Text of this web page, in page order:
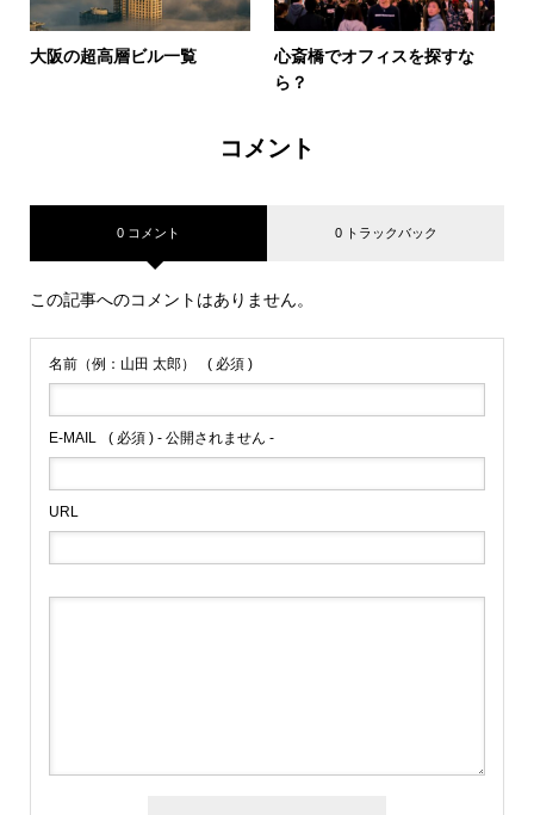
大阪の超高層ビル一覧
心斎橋でオフィスを探すな
ら？
コメント
0 コメント 0 トラックバック
この記事へのコメントはありません。
名前（例：山田 太郎） ( 必須 )
E-MAIL ( 必須 ) - 公開されません -
URL